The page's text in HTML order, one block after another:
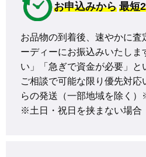
お申込みから 最短
お品物の到着後、速やかに査
ーディーにお振込みいたしま
い」「急ぎで資金が必要」と
ご相談で可能な限り優先対
らの発送（一部地域を除く
※土日・祝日を挟まない場合